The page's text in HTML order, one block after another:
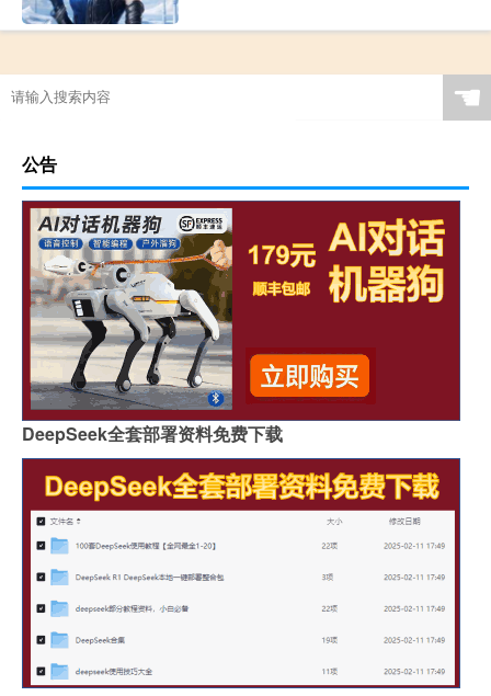
☚
公告
DeepSeek全套部署资料免费下载